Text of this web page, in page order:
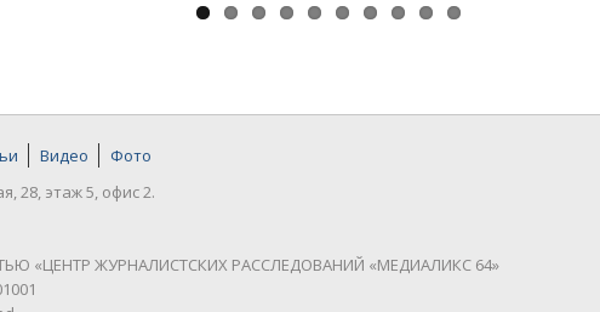
Видео
Фото
28, этаж 5, офис 2.
«ЦЕНТР ЖУРНАЛИСТСКИХ РАССЛЕДОВАНИЙ «МЕДИАЛИКС 64»